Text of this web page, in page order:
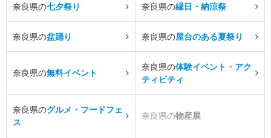
奈良県の七夕祭り 奈良県の縁日・納涼祭
奈良県の盆踊り 奈良県の屋台のある夏祭り
奈良県の無料イベント
奈良県の体験イベント・アク
ティビティ
奈良県のグルメ・フードフェ
ス
奈良県の物産展